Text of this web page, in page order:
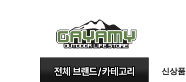
신상품